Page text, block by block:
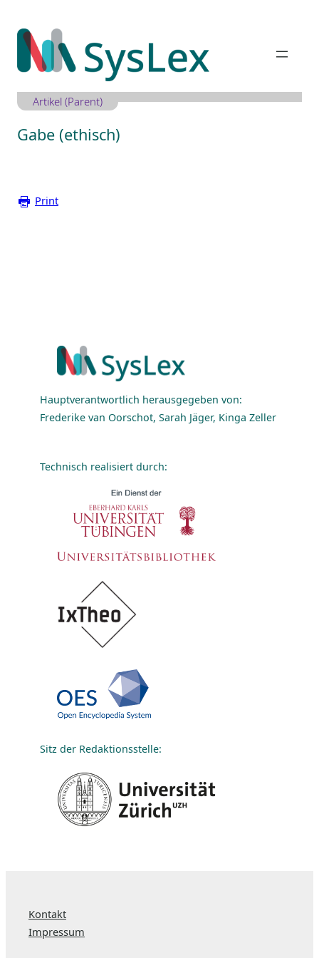
Inhalt
springen
Artikel (Parent)
Gabe (ethisch)
Print
Hauptverantwortlich herausgegeben von:
Frederike van Oorschot, Sarah Jäger, Kinga Zeller
Technisch realisiert durch:
Sitz der Redaktionsstelle:
Kontakt
Impressum